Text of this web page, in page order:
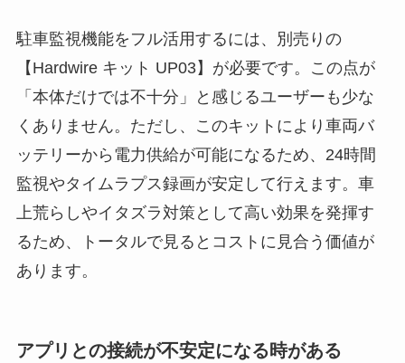
駐車監視機能をフル活用するには、別売りの
【Hardwire キット UP03】が必要です。この点が
「本体だけでは不十分」と感じるユーザーも少な
くありません。ただし、このキットにより車両バ
ッテリーから電力供給が可能になるため、24時間
監視やタイムラプス録画が安定して行えます。車
上荒らしやイタズラ対策として高い効果を発揮す
るため、トータルで見るとコストに見合う価値が
あります。
アプリとの接続が不安定になる時がある